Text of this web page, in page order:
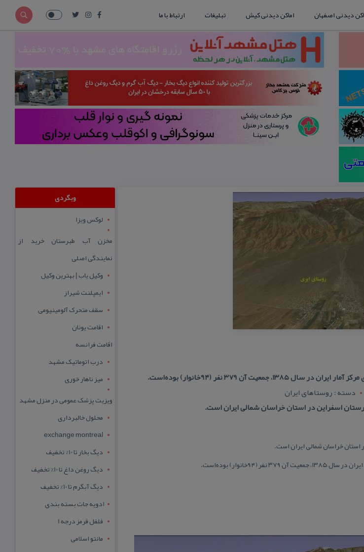
دیدنی اصفهان اماکن دیدنی کیش تبلیغات ارتباط با ما
آن ۳۷۹ نفر (۹۴خانوار) بوده‌است.
دسته : روستاهای ایران
اسفراین در استان خراسان شمالی ایران است.
استان خراسان شمالی ایران است.
بوده‌است.
وبگردی
لوکس ویزا
مخزن آب طبرستان خرید از
نمایندگی اصلی
وکیل یاب | بهترین وکیل
ایمپلنت شیراز
سقف متحرک آلومینیومی
اقامت یونان
اقامت فرانسه
درب اتوماتیک مشهد
میز ناهار خوری
ویزیت پزشک عمومی در منزل مشهد
محلول خالبرداری
exchange montreal
دیگ بخار تا 10% تخفیف
دیگ روغن داغ تا 10% تخفیف
دیگ آبگرم تا 10% تخفیف
ادویه جات بسته بندی
فلفل قرمز درجه 1
مانتو اسلامی